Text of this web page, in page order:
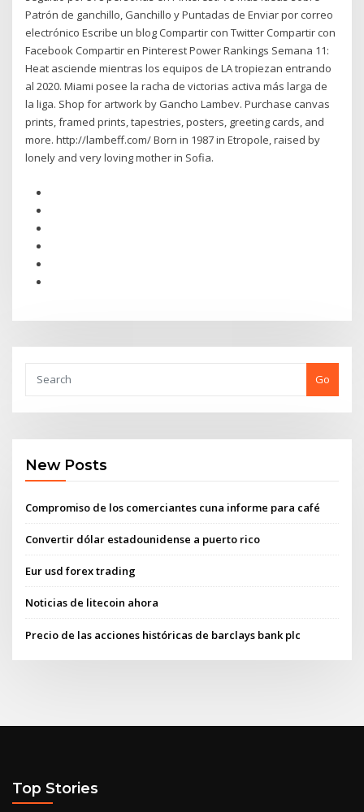
Patrón de ganchillo, Ganchillo y Puntadas de Enviar por correo
electrónico Escribe un blog Compartir con Twitter Compartir con
Facebook Compartir en Pinterest Power Rankings Semana 11:
Heat asciende mientras los equipos de LA tropiezan entrando
al 2020. Miami posee la racha de victorias activa más larga de
la liga. Shop for artwork by Gancho Lambev. Purchase canvas
prints, framed prints, tapestries, posters, greeting cards, and
more. http://lambeff.com/ Born in 1987 in Etropole, raised by
lonely and very loving mother in Sofia.
Go
New Posts
Compromiso de los comerciantes cuna informe para café
Convertir dólar estadounidense a puerto rico
Eur usd forex trading
Noticias de litecoin ahora
Precio de las acciones históricas de barclays bank plc
Top Stories